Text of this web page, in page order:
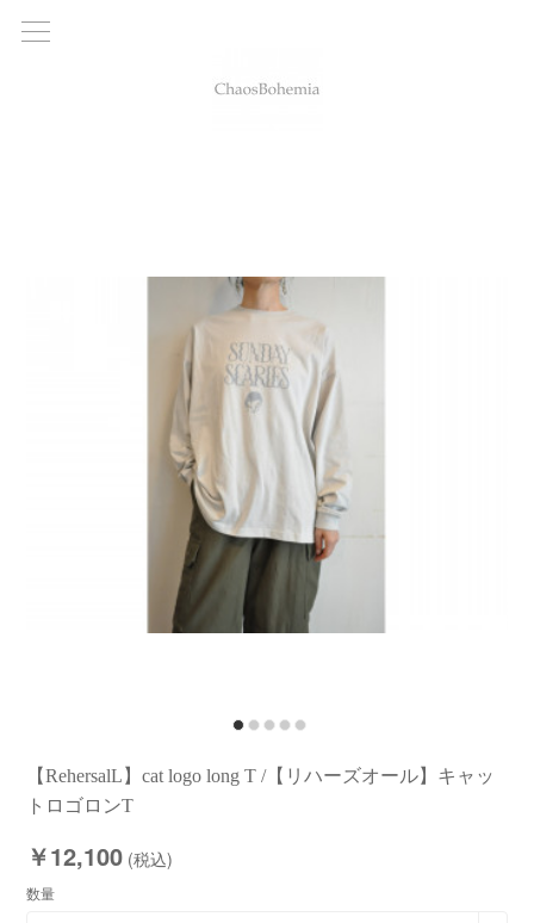
【RehersalL】cat logo long T /【リハーズオール】キャッ
トロゴロンT
￥12,100 (税込)
数量